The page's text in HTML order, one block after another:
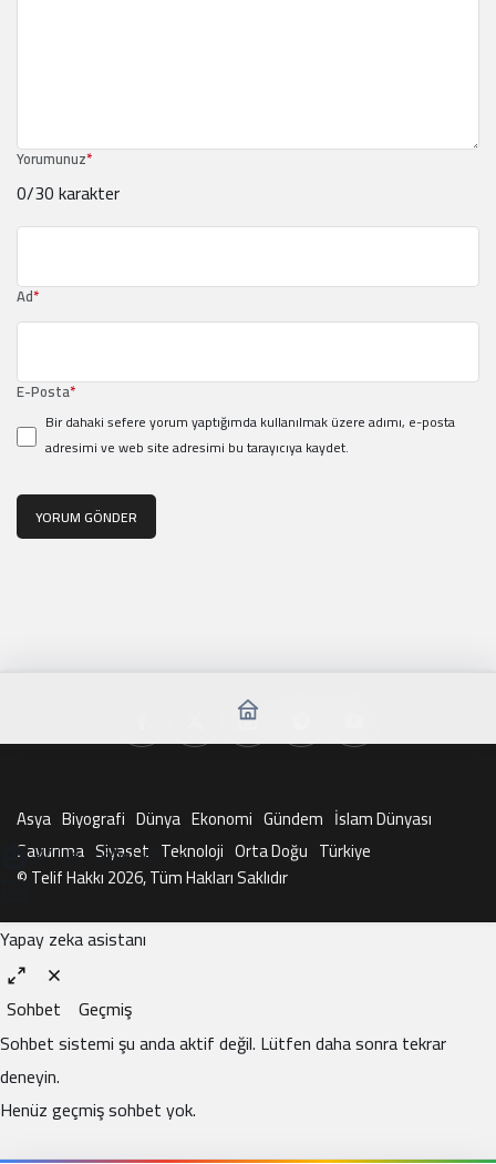
Yorumunuz*
0/30 karakter
Ad*
E-Posta*
Bir dahaki sefere yorum yaptığımda kullanılmak üzere adımı, e-posta
adresimi ve web site adresimi bu tarayıcıya kaydet.
YORUM GÖNDER
Asya Biyografi Dünya Ekonomi Gündem İslam Dünyası
Savunma Siyaset Teknoloji Orta Doğu Türkiye
© Telif Hakkı 2026, Tüm Hakları Saklıdır
KAI ile Sohbet Et
Yapay zeka asistanı
Sohbet Geçmiş
Sohbet sistemi şu anda aktif değil. Lütfen daha sonra tekrar
deneyin.
Henüz geçmiş sohbet yok.